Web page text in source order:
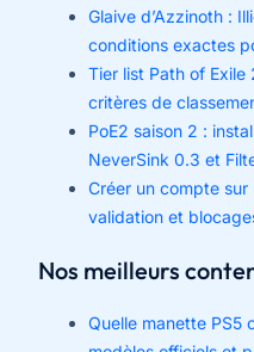
Glaive d’Azzinoth :
conditions exactes
Tier list Path of
critères de
PoE2 saison 2 :
NeverSink 0.3 et
Créer un compte sur
validation et
Nos meilleurs
Quelle manette PS5